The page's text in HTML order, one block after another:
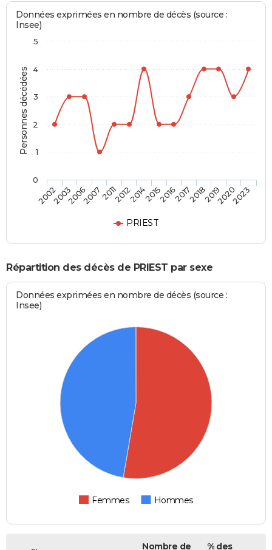
Personnes décédées
Données exprimées en nombre de décès (source :
Insee)
PRIEST
20022003200620072011201220142015201620172018201920202023
0
1
2
3
4
5
Répartition des décès de PRIEST par sexe
Données exprimées en nombre de décès (source :
Insee)
Femmes Hommes
Nombre de
% des